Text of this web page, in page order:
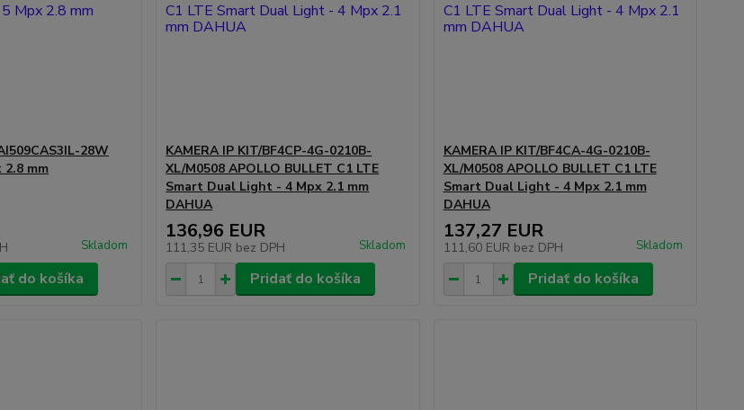
28W
mm
Skladom
do košíka
KAMERA IP KIT/BF4CP-4G-0210B-
XL/M0508 APOLLO BULLET C1 LTE
Smart Dual Light - 4 Mpx 2.1 mm
DAHUA
136,96 EUR
111,35 EUR bez DPH Skladom
Pridať do košíka
KAMERA IP KIT/BF4CA-4G-0210B-
XL/M0508 APOLLO BULLET C1 LTE
Smart Dual Light - 4 Mpx 2.1 mm
DAHUA
137,27 EUR
111,60 EUR bez DPH Skladom
Pridať do košíka